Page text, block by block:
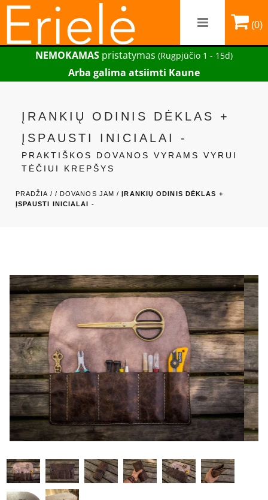
(0)
NEMOKAMAS pristatymas (Rugpjūčio 1 - 15d)
Arba galima atsiimti Kaune
ĮRANKIŲ ODINIS DĖKLAS +
ĮSPAUSTI INICIALAI -
PRAKTIŠKOS DOVANOS VYRAMS VYRUI
TĖČIUI KREPŠYS
PRADŽIA / / DOVANOS JAM /ĮRANKIŲ ODINIS DĖKLAS +
ĮSPAUSTI INICIALAI -